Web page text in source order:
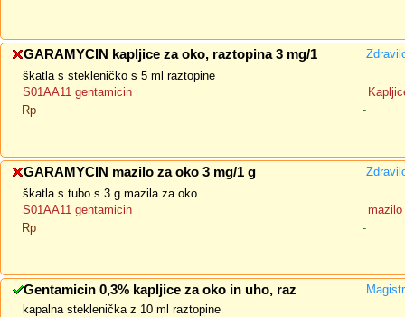
GARAMYCIN kapljice za oko, raztopina 3 mg/1
škatla s stekleničko s 5 ml raztopine
S01AA11 gentamicin
Rp
-
GARAMYCIN mazilo za oko 3 mg/1 g
škatla s tubo s 3 g mazila za oko
S01AA11 gentamicin
Rp
-
Gentamicin 0,3% kapljice za oko in uho, raz
kapalna steklenička z 10 ml raztopine